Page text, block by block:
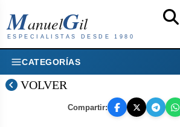
ManuelGil
ESPECIALISTAS DESDE 1980
CATEGORÍAS
VOLVER
Compartir: